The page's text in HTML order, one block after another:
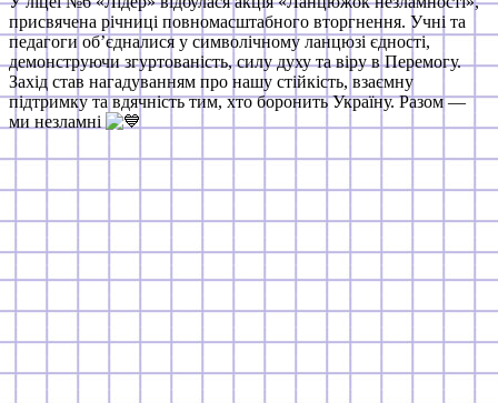
присвячена річниці повномасштабного вторгнення. Учні та
педагоги об’єдналися у символічному ланцюзі єдності,
демонструючи згуртованість, силу духу та віру в Перемогу.
Захід став нагадуванням про нашу стійкість, взаємну
підтримку та вдячність тим, хто боронить Україну. Разом —
ми незламні